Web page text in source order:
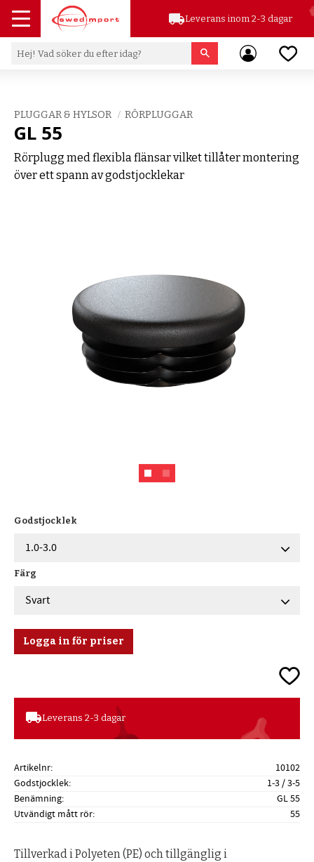
Meny
local_shippingLeverans inom 2-3 dagar
PLUGGAR & HYLSOR RÖRPLUGGAR
GL 55
Rörplugg med flexibla flänsar vilket tillåter montering
över ett spann av godstjocklekar
Godstjocklek
Färg
Logga in för priser
Lägg
local_shippingLeverans 2-3 dagar
Artikelnr
10102
Godstjocklek
1-3 / 3-5
Benämning
GL 55
Utvändigt mått rör
55
Tillverkad i Polyeten (PE) och tillgänglig i